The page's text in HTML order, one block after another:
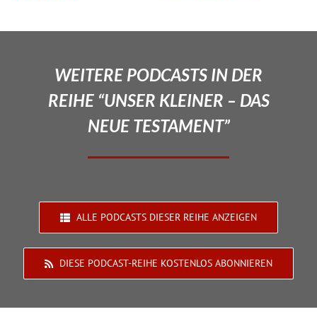
WEITERE PODCASTS IN DER
REIHE “UNSER KLEINER – DAS
NEUE TESTAMENT”
ALLE PODCASTS DIESER REIHE ANZEIGEN
DIESE PODCAST-REIHE KOSTENLOS ABONNIEREN